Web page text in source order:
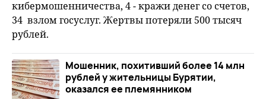
кибермошенничества, 4 - кражи денег со счетов,
34 взлом госуслуг. Жертвы потеряли 500 тысяч
рублей.
Мошенник, похитивший более 14 млн
рублей у жительницы Бурятии,
оказался ее племянником